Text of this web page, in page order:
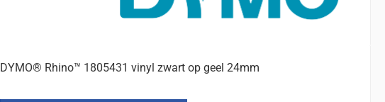
DYMO® Rhino™ 1805431 vinyl zwart op geel 24mm